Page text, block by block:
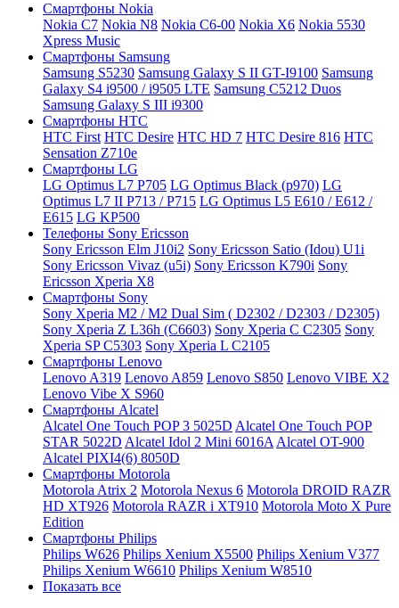
Смартфоны Nokia
Nokia C7 Nokia N8 Nokia C6-00 Nokia X6 Nokia 5530
Xpress Music
Смартфоны Samsung
Samsung S5230 Samsung Galaxy S II GT-I9100 Samsung
Galaxy S4 i9500 / i9505 LTE Samsung C5212 Duos
Samsung Galaxy S III i9300
Смартфоны HTC
HTC First HTC Desire HTC HD 7 HTC Desire 816 HТС
Sensation Z710e
Смартфоны LG
LG Optimus L7 P705 LG Optimus Black (p970) LG
Optimus L7 II P713 / P715 LG Optimus L5 E610 / E612 /
E615 LG KP500
Телефоны Sony Ericsson
Sony Ericsson Elm J10i2 Sony Ericsson Satio (Idou) U1i
Sony Ericsson Vivaz (u5i) Sony Ericsson K790i Sony
Ericsson Xperia X8
Смартфоны Sony
Sony Xperia M2 / M2 Dual Sim ( D2302 / D2303 / D2305)
Sony Xperia Z L36h (C6603) Sony Xperia C C2305 Sony
Xperia SP C5303 Sony Xperia L C2105
Смартфоны Lenovo
Lenovo A319 Lenovo A859 Lenovo S850 Lenovo VIBE X2
Lenovo Vibe X S960
Смартфоны Alcatel
Alcatel One Touch POP 3 5025D Alcatel One Touch POP
STAR 5022D Alcatel Idol 2 Mini 6016A Alcatel OT-900
Alcatel PIXI4(6) 8050D
Смартфоны Motorola
Motorola Atrix 2 Motorola Nexus 6 Motorola DROID RAZR
HD XT926 Motorola RAZR i XT910 Motorola Moto X Pure
Edition
Смартфоны Philips
Philips W626 Philips Xenium X5500 Philips Xenium V377
Philips Xenium W6610 Philips Xenium W8510
Показать все